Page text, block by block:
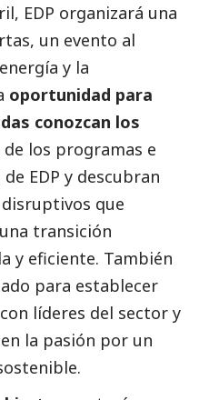
EDP organizará una
un evento al
y la
oportunidad para
conozcan los
los programas e
EDP y descubran
que
transición
y eficiente. También
para establecer
líderes del sector y
la pasión por un